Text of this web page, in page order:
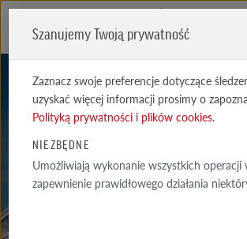
SHEFFIELD
Szanujemy Twoją prywatność
Zaznacz swoje preferencje dotyczące
uzyskać więcej informacji prosimy o
Polityką prywatności i plików cookies.
NIEZBĘDNE
Umożliwiają wykonanie wszystkich operacji
zapewnienie prawidłowego działania